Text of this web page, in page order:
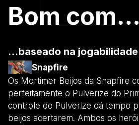
Bom
...baseado na jogabilidade
Snapfire
Os Mortimer Beijos da Snapfire
perfeitamente o Pulverize do
controle do Pulverize dá tempo
beijos acertarem. Ambos os